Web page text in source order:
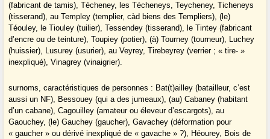
(fabricant de tamis), Técheney, les Técheneys, Teycheney, Ticheneys
(tisserand), au Templey (templier, càd biens des Templiers), (le)
Téouley, le Tiouley (tuilier), Tessendey (tisserand), le Tintey (fabricant
d’encre ou de teinture), Toupiey (potier), (à) Tourney (tourneur), Luchey
(huissier), Lusurey (usurier), au Veyrey, Tirebeyrey (verrier ; « tire- »
inexpliqué), Vinagrey (vinaigrier).
surnoms, caractéristiques de personnes : Bat(t)ailley (batailleur, c’est
aussi un NF), Bessouey (qui a des jumeaux), (au) Cabaney (habitant
d’un cabane), Cagouilley (amateur ou éleveur d’escargots), au
Gaouchey, (le) Gauchey (gaucher), Gavachey (déformation pour
« gaucher » ou dérivé inexpliqué de « gavache » ?), Héourey, Bois de